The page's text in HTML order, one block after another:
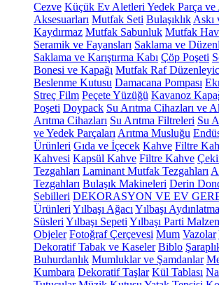
Cezve Küçük Ev Aletleri Yedek Parça ve
Aksesuarları Mutfak Seti Bulaşıklık Askı
Kaydırmaz Mutfak Sabunluk Mutfak
Seramik ve Fayansları Saklama ve
Saklama ve Karıştırma Kabı Çöp Poşeti
Bonesi ve Kapağı Mutfak Raf
Beslenme Kutusu Damacana Pompası
Streç Film Peçete Yüzüğü Kavanoz
Poşeti Doypack Su Arıtma Cihazları ve
Arıtma Cihazları Su Arıtma Filtreleri Su
ve Yedek Parçaları Arıtma Musluğu
Ürünleri Gıda ve İçecek Kahve Filtre
Kahvesi Kapsül Kahve Filtre Kahve
Tezgahları Laminant Mutfak Tezgahları
Tezgahları Bulaşık Makineleri Derin
Sebilleri DEKORASYON VE EV
Ürünleri Yılbaşı Ağacı Yılbaşı
Süsleri Yılbaşı Sepeti Yılbaşı Parti
Objeler Fotoğraf Çerçevesi Mum Vazolar
Dekoratif Tabak ve Kaseler Biblo
Buhurdanlık Mumluklar ve Şamdanlar
Kumbara Dekoratif Taşlar Kül Tablası